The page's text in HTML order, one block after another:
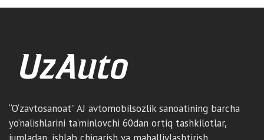
“O‘zavtosanoat” AJ avtomobilsozlik sanoatining barcha
yo‘nalishlarini ta’minlovchi 60dan ortiq tashkilotlar,